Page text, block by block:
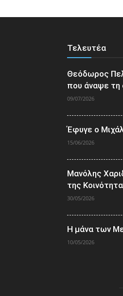
Τελευτέα
Θεόδωρος
που άναψε τη
09/07/2026
Έφυγε ο
15/06/2026
Μανόλης
της
30/05/2026
Η μάνα των
10/05/2026